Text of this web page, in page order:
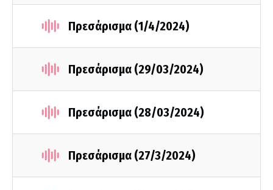
Πρεσάρισμα (1/4/2024)
Πρεσάρισμα (29/03/2024)
Πρεσάρισμα (28/03/2024)
Πρεσάρισμα (27/3/2024)